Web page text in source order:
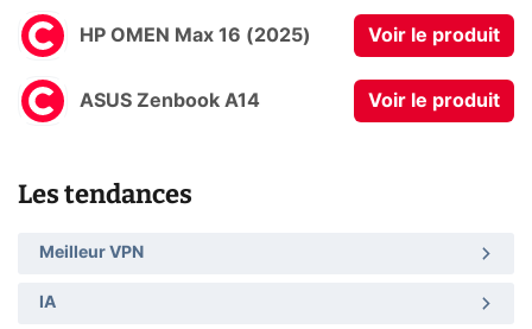
HP OMEN Max 16 (2025) Voir le produit
ASUS Zenbook A14 Voir le produit
Les tendances
Meilleur VPN
IA